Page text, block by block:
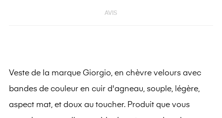
AVIS
Veste de la marque Giorgio, en chèvre velours avec
bandes de couleur en cuir d'agneau, souple, légère,
aspect mat, et doux au toucher. Produit que vous